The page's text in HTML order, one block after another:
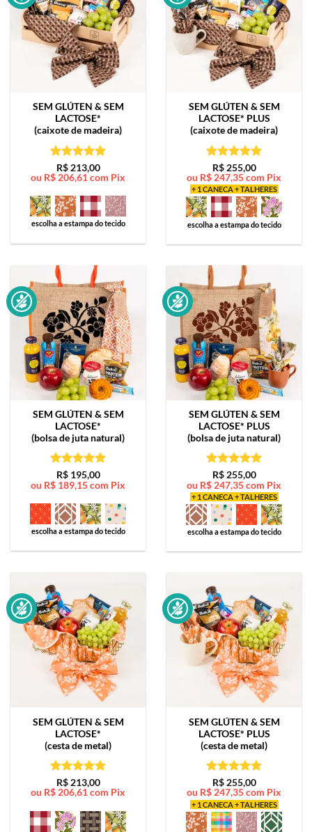
SEM GLÚTEN & SEM
LACTOSE*
(caixote de madeira)
Avaliação5
de 5
R$213,00
ou R$ 206,61 com Pix
escolha a estampa do tecido
SEM GLÚTEN & SEM
LACTOSE* PLUS
(caixote de madeira)
Avaliação5
de 5
R$255,00
ou R$ 247,35com Pix
+ 1 CANECA + TALHERES
escolha a estampa do tecido
SEM GLÚTEN & SEM
LACTOSE*
(bolsa de juta natural)
Avaliação5
de 5
R$195,00
ou R$ 189,15com Pix
escolha a estampa do tecido
SEM GLÚTEN & SEM
LACTOSE* PLUS
(bolsa de juta natural)
Avaliação5
de 5
R$255,00
ou R$ 247,35com Pix
+ 1 CANECA + TALHERES
escolha a estampa do tecido
SEM GLÚTEN & SEM
LACTOSE*
(cesta de metal)
Avaliação5
de 5
R$213,00
ou R$206,61com Pix
SEM GLÚTEN & SEM
LACTOSE* PLUS
(cesta de metal)
Avaliação5
de 5
R$255,00
ou R$247,35com Pix
+ 1 CANECA + TALHERES